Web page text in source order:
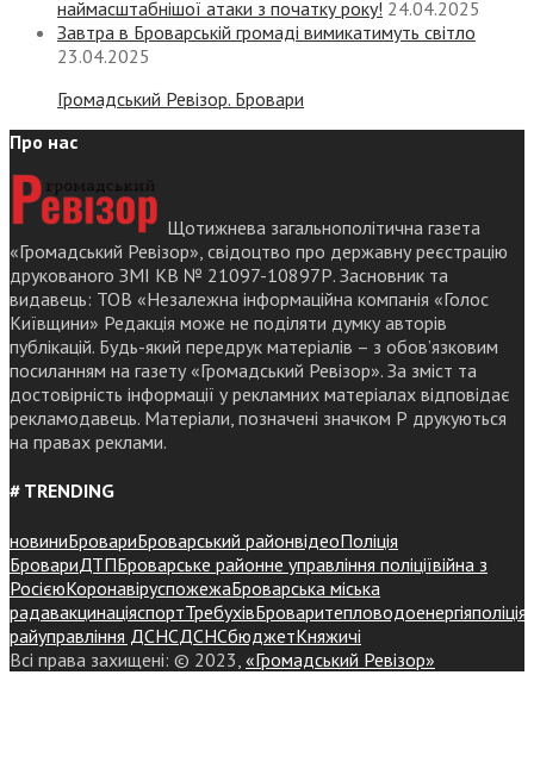
наймасштабнішої атаки з початку року! 24.04.2025
Завтра в Броварській громаді вимикатимуть світло
23.04.2025
Громадський Ревізор. Бровари
Про нас
Щотижнева загальнополітична газета
«Громадський Ревізор», свідоцтво про державну реєстрацію
друкованого ЗМІ КВ № 21097-10897Р. Засновник та
видавець: ТОВ «Незалежна інформаційна компанія «Голос
Київщини» Редакція може не поділяти думку авторів
публікацій. Будь-який передрук матеріалів – з обов’язковим
посиланням на газету «Громадський Ревізор». За зміст та
достовірність інформації у рекламних матеріалах відповідає
рекламодавець. Матеріали, позначені значком Р друкуються
на правах реклами.
# TRENDING
новиниБровариБроварський районвідеоПоліція
БровариДТПБроварське районне управління поліціївійна з
РосієюКоронавіруспожежаБроварська міська
радавакцинаціяспортТребухівБроваритепловодоенергіяполіція
райуправління ДСНСДСНСбюджетКняжичі
Всі права захищені: © 2023, «Громадський Ревізор»